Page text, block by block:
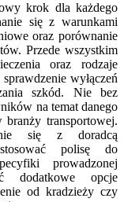
krok dla każdego
się z warunkami
oraz porównanie
Przede wszystkim
oraz rodzaje
wyłączeń
szkód. Nie bez
na temat danego
branży transportowej.
się z doradcą
polisę do
prowadzonej
dodatkowe opcje
od kradzieży czy